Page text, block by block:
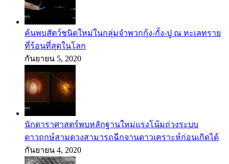
ค้นพบสัตว์ชนิดใหม่ในกลุ่มจำพวกกุ้ง-กั้ง-ปู ณ ทะเลทราย
ที่ร้อนที่สุดในโลก
กันยายน 5, 2020
นักดาราศาสตร์พบหลักฐานใหม่แรงโน้มถ่วงระบบ
ดาวฤกษ์สามดวงสามารถฉีกจานดาวเคราะห์ก่อนเกิดได้
กันยายน 4, 2020